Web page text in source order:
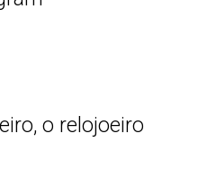
o relojoeiro